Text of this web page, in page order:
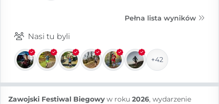
Pełna lista wyników
Nasi tu byli
+42
Zawojski Festiwal Biegowyw roku 2026, wydarzenie